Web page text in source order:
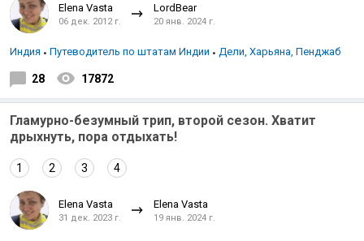
Elena Vasta
06 дек. 2012 г.
LordBear
20 янв. 2024 г.
Индия Путеводитель по штатам Индии Дели, Харьяна, Пенджаб
28 17872
Гламурно-безумный трип, второй сезон. Хватит
дрыхнуть, пора отдыхать!
1 2 3 4
Elena Vasta
31 дек. 2023 г.
Elena Vasta
19 янв. 2024 г.